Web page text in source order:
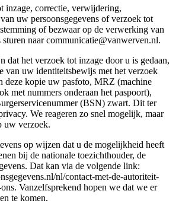
inzage, correctie, verwijdering,
uw persoonsgegevens of verzoek tot
of bezwaar op de verwerking van
sturen naarcommunicatie@vanwerven.nl.
dat het verzoek tot inzage door u is gedaan,
van uw identiteitsbewijs met het verzoek
deze kopie uw pasfoto, MRZ (machine
met nummers onderaan het paspoort),
(BSN) zwart. Dit ter
We reageren zo snel mogelijk, maar
uw verzoek.
op wijzen dat u de mogelijkheid heeft
bij de nationale toezichthouder, de
Dat kan via de volgende link:
nl/contact-met-de-autoriteit-
Vanzelfsprekend hopen we dat we er
te komen.